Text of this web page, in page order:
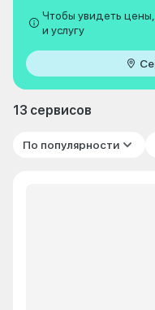
Чтобы увидеть
и услугу
13 сервисов
По популярности